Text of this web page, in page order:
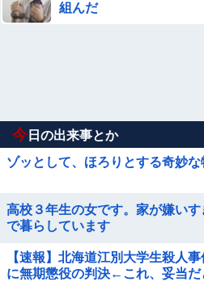
組んだ
今 日の出来事とか
ゾッとして、ほろりとする奇妙な
高校３年生の女です。家が嫌い
で暮らしています
【速報】北海道江別大学生殺人
に無期懲役の判決←これ、妥当だ